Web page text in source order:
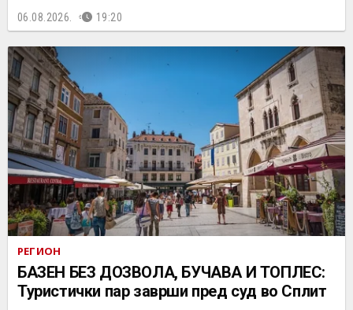
06.08.2026. 19:20
РЕГИОН
БАЗЕН БЕЗ ДОЗВОЛА, БУЧАВА И ТОПЛЕС:
Туристички пар заврши пред суд во Сплит